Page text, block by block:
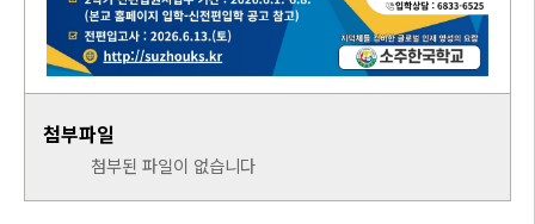
첨부파일
첨부된 파일이 없습니다